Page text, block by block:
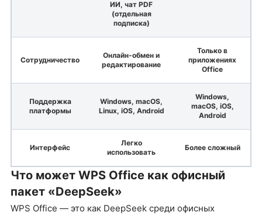
ИИ, чат PDF
(отдельная
подписка)
Сотрудничество
Онлайн-обмен и
редактирование
Только в
приложениях
Office
Поддержка
платформы
Windows, macOS,
Linux, iOS, Android
Windows,
macOS, iOS,
Android
Интерфейс
Легко
использовать
Более сложный
Что может WPS Office как офисный
пакет «DeepSeek»
WPS Office — это как DeepSeek среди офисных